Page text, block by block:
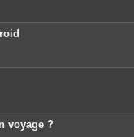
voyage ?